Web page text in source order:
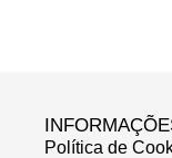
Política de